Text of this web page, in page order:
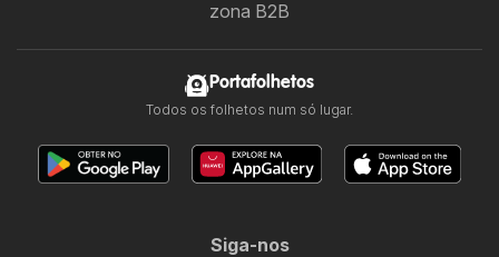
zona B2B
Portafolhetos
Todos os folhetos num só lugar.
Siga-nos